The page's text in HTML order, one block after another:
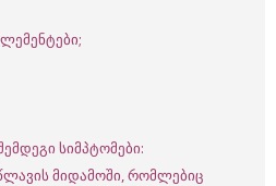
სიმპტომები:
მიდამოში, რომლებიც